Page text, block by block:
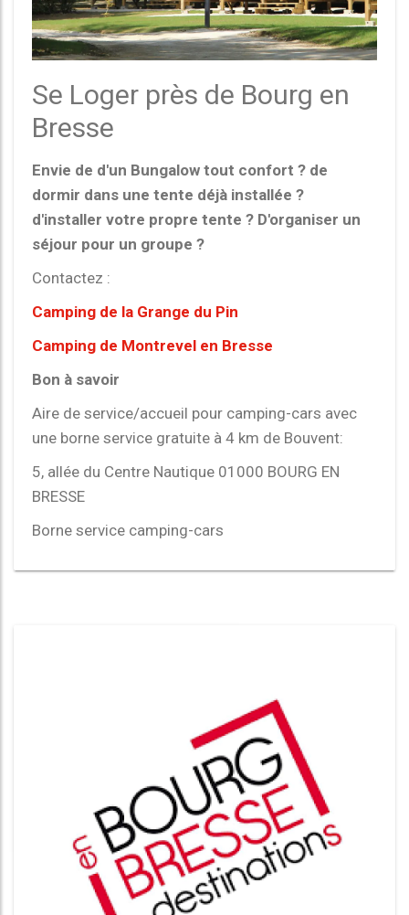
Se Loger près de Bourg en
Bresse
Envie de d'un Bungalow tout confort ? de
dormir dans une tente déjà installée ?
d'installer votre propre tente ? D'organiser un
séjour pour un groupe ?
Contactez :
Camping de la Grange du Pin
Camping de Montrevel en Bresse
Bon à savoir
Aire de service/accueil pour camping-cars avec
une borne service gratuite à 4 km de Bouvent:
5, allée du Centre Nautique 01000 BOURG EN
BRESSE
Borne service camping-cars